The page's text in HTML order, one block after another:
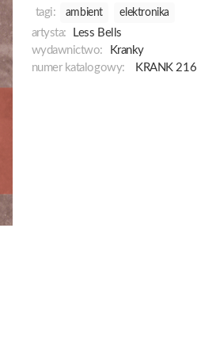
tagi:
ambient elektronika
artysta:
Less Bells
wydawnictwo:
Kranky
numer katalogowy:
KRANK 216